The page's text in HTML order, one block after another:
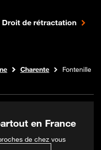
Droit de rétractation
Charente Fontenille